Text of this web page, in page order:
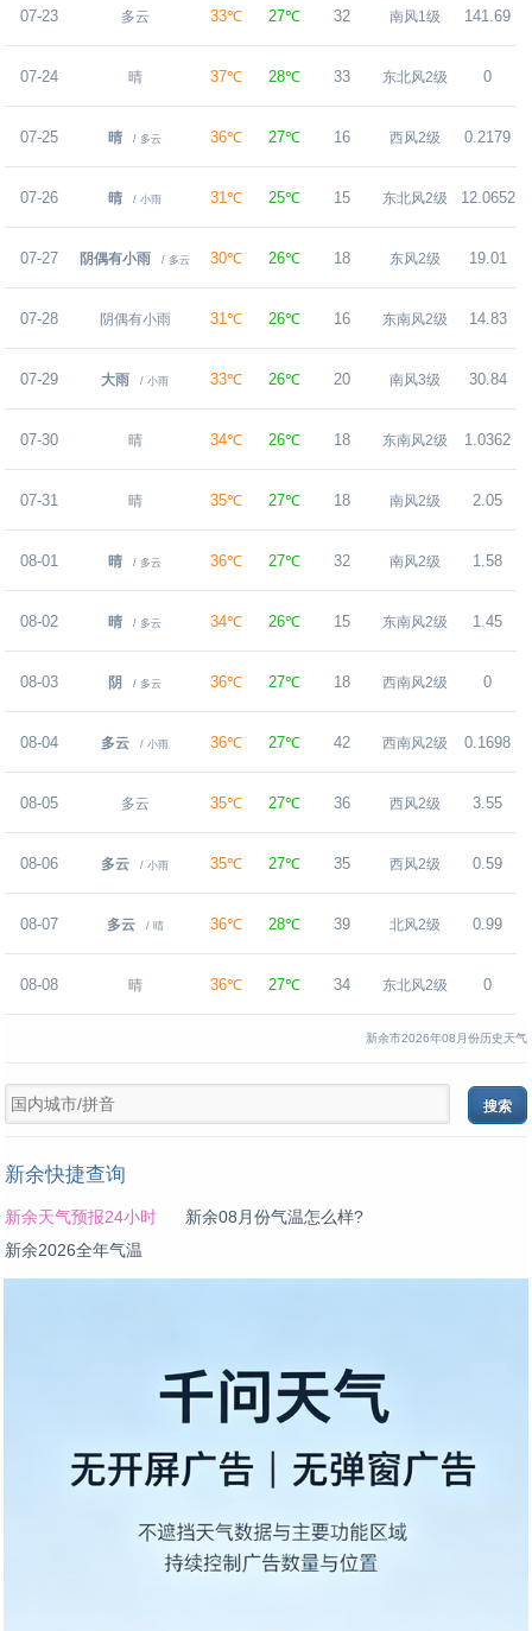
07-23 多云 33℃ 27℃ 32 南风1级 141.69
07-24 晴 37℃ 28℃ 33 东北风2级 0
07-25 晴 / 多云 36℃ 27℃ 16 西风2级 0.2179
07-26 晴 / 小雨 31℃ 25℃ 15 东北风2级 12.0652
07-27 阴偶有小雨 / 多云 30℃ 26℃ 18 东风2级 19.01
07-28 阴偶有小雨 31℃ 26℃ 16 东南风2级 14.83
07-29 大雨 / 小雨 33℃ 26℃ 20 南风3级 30.84
07-30 晴 34℃ 26℃ 18 东南风2级 1.0362
07-31 晴 35℃ 27℃ 18 南风2级 2.05
08-01 晴 / 多云 36℃ 27℃ 32 南风2级 1.58
08-02 晴 / 多云 34℃ 26℃ 15 东南风2级 1.45
08-03 阴 / 多云 36℃ 27℃ 18 西南风2级 0
08-04 多云 / 小雨 36℃ 27℃ 42 西南风2级 0.1698
08-05 多云 35℃ 27℃ 36 西风2级 3.55
08-06 多云 / 小雨 35℃ 27℃ 35 西风2级 0.59
08-07 多云 / 晴 36℃ 28℃ 39 北风2级 0.99
08-08 晴 36℃ 27℃ 34 东北风2级 0
新余市2026年08月份历史天气
新余快捷查询
新余天气预报24小时
新余08月份气温怎么样?
新余2026全年气温